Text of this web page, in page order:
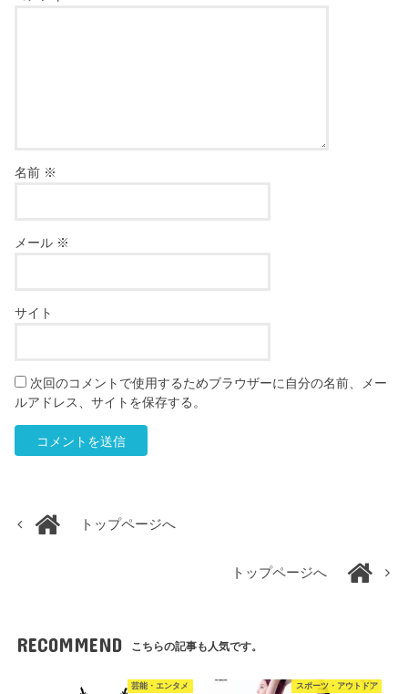
名前 ※
メール ※
サイト
次回のコメントで使用するためブラウザーに自分の名前、メー
ルアドレス、サイトを保存する。
トップページへ
トップページへ
RECOMMEND こちらの記事も人気です。
芸能・エンタメ スポーツ・アウトドア